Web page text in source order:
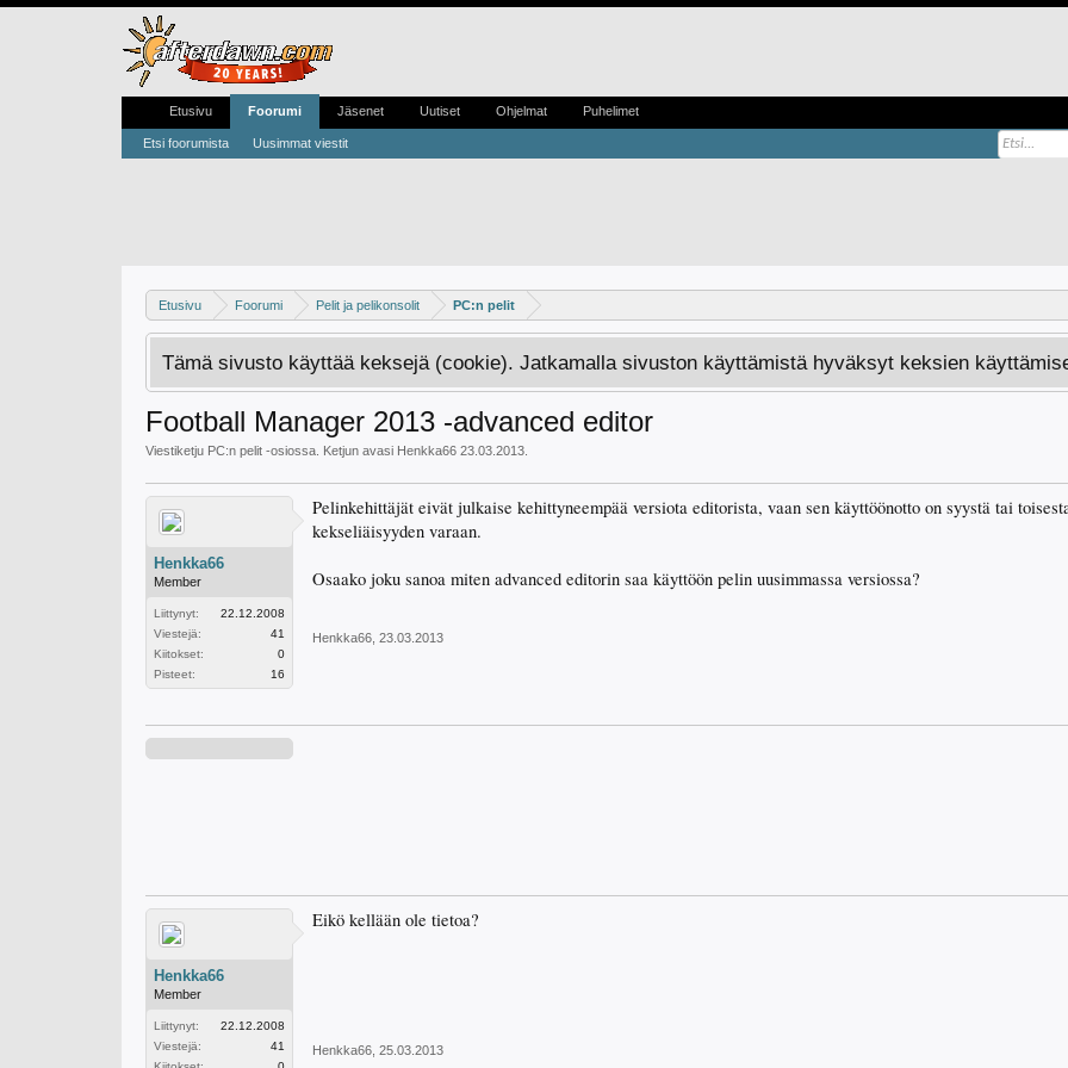
Etusivu Foorumi Pelit ja pelikonsolit PC:n pelit
Tämä sivusto käyttää keksejä (cookie). Jatkamalla sivuston käyttämistä hyväksyt keksien
Football Manager 2013 -advanced editor
Viestiketju PC:n pelit -osiossa. Ketjun avasi Henkka66 23.03.2013
Henkka66
Member
Liittynyt:
22.12.2008
Viestejä:
41
Kiitokset:
0
Pisteet:
16
Pelinkehittäjät eivät julkaise kehittyneempää versiota editorista, vaan sen käyttöönotto on syystä tai
kekseliäisyyden varaan.
Osaako joku sanoa miten advanced editorin saa käyttöön pelin uusimmassa versiossa?
Henkka66 23.03.2013
Henkka66
Member
Liittynyt:
22.12.2008
Viestejä:
41
Eikö kellään ole tietoa?
Henkka66 25.03.2013
Etusivu Foorumi
Etsi foorumista Uusimmat viestit
Jäsenet Uutiset Ohjelmat Puhelimet